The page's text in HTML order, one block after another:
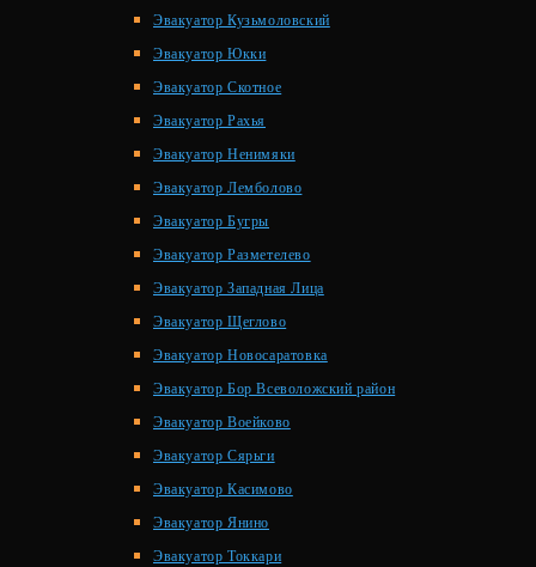
Эвакуатор Кузьмоловский
Эвакуатор Юкки
Эвакуатор Скотное
Эвакуатор Рахья
Эвакуатор Ненимяки
Эвакуатор Лемболово
Эвакуатор Бугры
Эвакуатор Разметелево
Эвакуатор Западная Лица
Эвакуатор Щеглово
Эвакуатор Новосаратовка
Эвакуатор Бор Всеволожский район
Эвакуатор Воейково
Эвакуатор Сярьги
Эвакуатор Касимово
Эвакуатор Янино
Эвакуатор Токкари